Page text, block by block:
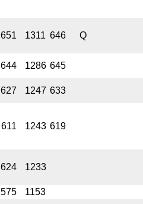
651 1311 646 Q
644 1286 645
627 1247 633
611 1243 619
624 1233
575 1153